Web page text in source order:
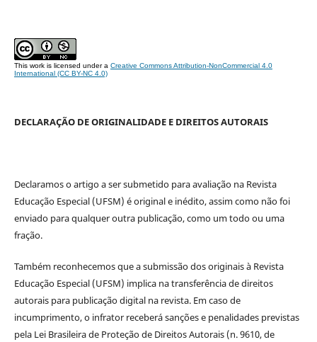
This work is licensed under a Creative Commons Attribution-NonCommercial 4.0
International (CC BY-NC 4.0)
DECLARAÇÃO DE ORIGINALIDADE E DIREITOS AUTORAIS
Declaramos o artigo a ser submetido para avaliação na Revista
Educação Especial (UFSM) é original e inédito, assim como não foi
enviado para qualquer outra publicação, como um todo ou uma
fração.
Também reconhecemos que a submissão dos originais à Revista
Educação Especial (UFSM) implica na transferência de direitos
autorais para publicação digital na revista. Em caso de
incumprimento, o infrator receberá sanções e penalidades previstas
pela Lei Brasileira de Proteção de Direitos Autorais (n. 9610, de